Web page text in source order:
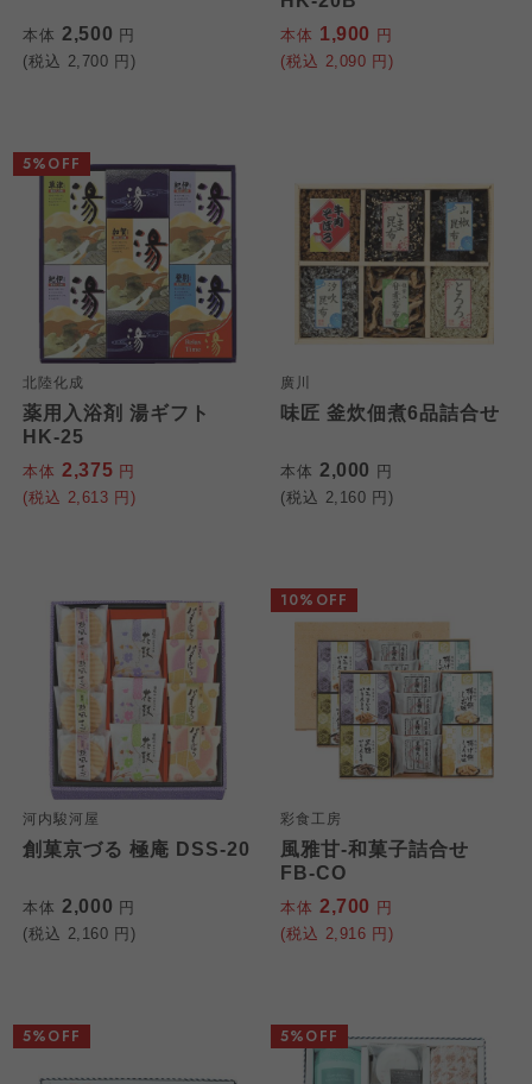
本体 2,500 円
(税込 2,700 円)
本体 1,900 円
(税込 2,090 円)
北陸化成
薬用入浴剤 湯ギフト
HK-25
本体 2,375 円
(税込 2,613 円)
5%OFF
廣川
味匠 釜炊佃煮6品詰合せ
本体 2,000 円
(税込 2,160 円)
河内駿河屋
創菓京づる 極庵 DSS-20
本体 2,000 円
(税込 2,160 円)
彩食工房
風雅甘-和菓子詰合せ
FB-CO
本体 2,700 円
(税込 2,916 円)
10%OFF
5%OFF 5%OFF